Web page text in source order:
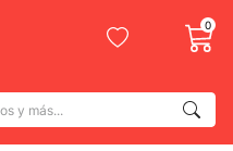
0
y más...